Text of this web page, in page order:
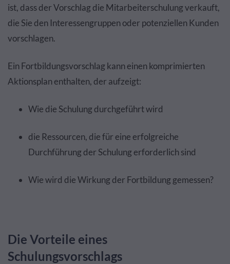
ist, dass der Vorschlag die Mitarbeiterschulung verkauft,
die Sie den Interessengruppen oder potenziellen Kunden
vorschlagen.
Ein Fortbildungsvorschlag kann einen komprimierten
Aktionsplan enthalten, der aufzeigt:
Wie die Schulung durchgeführt wird
die Ressourcen, die für eine erfolgreiche
Durchführung der Schulung erforderlich sind
Wie wird die Wirkung der Fortbildung gemessen?
Die Vorteile eines
Schulungsvorschlags